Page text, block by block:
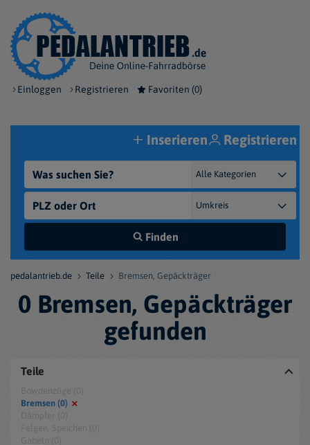
Einloggen Registrieren Favoriten (0)
Finden
Inserieren Registrieren
pedalantrieb.de Teile Bremsen, Gepäckträger
0 Bremsen, Gepäckträger
gefunden
Teile
Bremsen (0)